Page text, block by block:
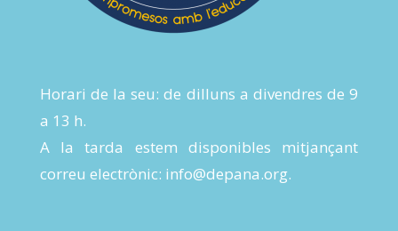
Horari de la seu: de dilluns a divendres de 9
a 13 h.
A la tarda estem disponibles mitjançant
correu electrònic: info@depana.org.